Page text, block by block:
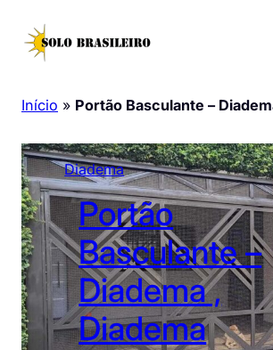
para
Início » Portão Basculante –
Diadema
Portão
Basculante –
Diadema ,
Diadema